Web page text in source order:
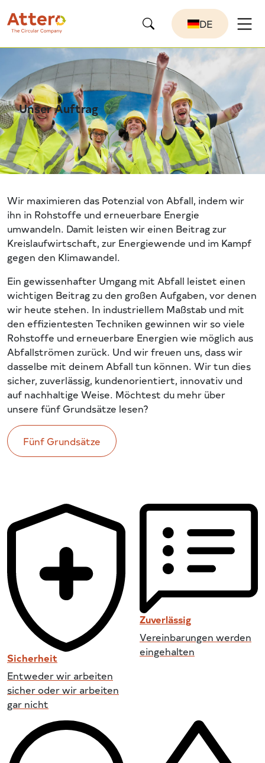
DE
Unser Auftrag
Wir maximieren das Potenzial von Abfall, indem wir
ihn in Rohstoffe und erneuerbare Energie
umwandeln. Damit leisten wir einen Beitrag zur
Kreislaufwirtschaft, zur Energiewende und im Kampf
gegen den Klimawandel.
Ein gewissenhafter Umgang mit Abfall leistet einen
wichtigen Beitrag zu den großen Aufgaben, vor denen
wir heute stehen. In industriellem Maßstab und mit
den effizientesten Techniken gewinnen wir so viele
Rohstoffe und erneuerbare Energien wie möglich aus
Abfallströmen zurück. Und wir freuen uns, dass wir
dasselbe mit deinem Abfall tun können. Wir tun dies
sicher, zuverlässig, kundenorientiert, innovativ und
auf nachhaltige Weise. Möchtest du mehr über
unsere fünf Grundsätze lesen?
Fünf Grundsätze
Sicherheit
Entweder wir arbeiten
sicher oder wir arbeiten
gar nicht
Zuverlässig
Vereinbarungen werden
eingehalten